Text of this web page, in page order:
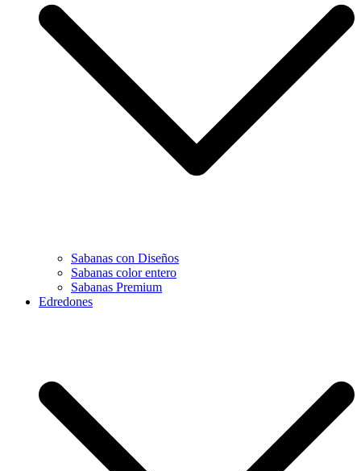
Sabanas con Diseños
Sabanas color entero
Sabanas Premium
Edredones